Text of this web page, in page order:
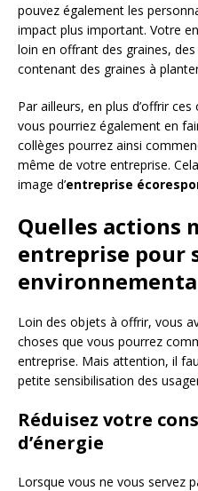
pouvez également les
impact plus important. Votre
loin en offrant des graines,
contenant des graines à
Par ailleurs, en plus d’offrir
vous pourriez également en
collèges pourrez ainsi
même de votre entreprise.
image d’entreprise
Quelles actions
entreprise pour
Loin des objets à offrir, vous
choses que vous pourrez
entreprise. Mais attention, il
petite sensibilisation des
Réduisez votre
d’énergie
Lorsque vous ne vous servez